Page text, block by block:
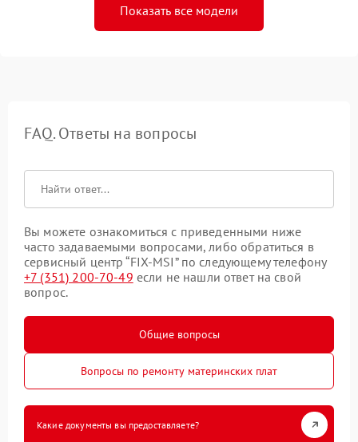
Показать все модели
FAQ. Ответы на вопросы
Вы можете ознакомиться с приведенными ниже
часто задаваемыми вопросами, либо обратиться в
сервисный центр “FIX-MSI” по следующему телефону
+7 (351) 200-70-49 если не нашли ответ на свой
вопрос.
Общие вопросы
Вопросы по ремонту материнских плат
Какие документы вы предоставляете?